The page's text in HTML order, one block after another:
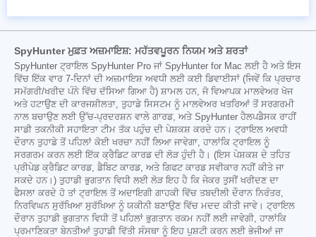
SpyHunter ਮੁਫ਼ਤ ਅਜ਼ਮਾਇਸ਼: ਮਹੱਤਵਪੂਰਨ ਨਿਯਮ ਅਤੇ ਸ਼ਰਤਾਂ
SpyHunter ਟ੍ਰਾਇਲ SpyHunter Pro ਜਾਂ SpyHunter for Mac ਲਈ ਹੈ ਅਤੇ ਇਸ
ਵਿੱਚ ਇੱਕ ਵਾਰ 7-ਦਿਨਾਂ ਦੀ ਅਜ਼ਮਾਇਸ਼ ਅਵਧੀ ਲਈ ਕਈ ਡਿਵਾਈਸਾਂ (ਜਿਵੇਂ ਕਿ ਪ੍ਰਚਾਰ
ਸਮੱਗਰੀ/ਖਰੀਦ ਪੰਨੇ ਵਿੱਚ ਦੱਸਿਆ ਗਿਆ ਹੈ) ਸ਼ਾਮਲ ਹਨ, ਜੋ ਵਿਆਪਕ ਮਾਲਵੇਅਰ ਖੋਜ
ਅਤੇ ਹਟਾਉਣ ਦੀ ਕਾਰਜਸ਼ੀਲਤਾ, ਤੁਹਾਡੇ ਸਿਸਟਮ ਨੂੰ ਮਾਲਵੇਅਰ ਖਤਰਿਆਂ ਤੋਂ ਸਰਗਰਮੀ
ਨਾਲ ਬਚਾਉਣ ਲਈ ਉੱਚ-ਪ੍ਰਦਰਸ਼ਨ ਵਾਲੇ ਗਾਰਡ, ਅਤੇ SpyHunter ਹੈਲਪਡੈਸਕ ਰਾਹੀਂ
ਸਾਡੀ ਤਕਨੀਕੀ ਸਹਾਇਤਾ ਟੀਮ ਤੱਕ ਪਹੁੰਚ ਦੀ ਪੇਸ਼ਕਸ਼ ਕਰਦੇ ਹਨ। ਟ੍ਰਾਇਲ ਅਵਧੀ
ਦੌਰਾਨ ਤੁਹਾਡੇ ਤੋਂ ਪਹਿਲਾਂ ਕੋਈ ਖਰਚਾ ਨਹੀਂ ਲਿਆ ਜਾਵੇਗਾ, ਹਾਲਾਂਕਿ ਟ੍ਰਾਇਲ ਨੂੰ
ਸਰਗਰਮ ਕਰਨ ਲਈ ਇੱਕ ਕ੍ਰੈਡਿਟ ਕਾਰਡ ਦੀ ਲੋੜ ਹੁੰਦੀ ਹੈ। (ਇਸ ਪੇਸ਼ਕਸ਼ ਦੇ ਤਹਿਤ
ਪ੍ਰੀਪੇਡ ਕ੍ਰੈਡਿਟ ਕਾਰਡ, ਡੈਬਿਟ ਕਾਰਡ, ਅਤੇ ਗਿਫਟ ਕਾਰਡ ਸਵੀਕਾਰ ਨਹੀਂ ਕੀਤੇ ਜਾ
ਸਕਦੇ ਹਨ।) ਤੁਹਾਡੀ ਭੁਗਤਾਨ ਵਿਧੀ ਲਈ ਲੋੜ ਇਹ ਹੈ ਕਿ ਜੇਕਰ ਤੁਸੀਂ ਖਰੀਦਣ ਦਾ
ਫੈਸਲਾ ਕਰਦੇ ਹੋ ਤਾਂ ਟ੍ਰਾਇਲ ਤੋਂ ਅਦਾਇਗੀ ਗਾਹਕੀ ਵਿੱਚ ਤਬਦੀਲੀ ਦੌਰਾਨ ਨਿਰੰਤਰ,
ਨਿਰਵਿਘਨ ਸੁਰੱਖਿਆ ਸੁਰੱਖਿਆ ਨੂੰ ਯਕੀਨੀ ਬਣਾਉਣ ਵਿੱਚ ਮਦਦ ਕੀਤੀ ਜਾਵੇ। ਟ੍ਰਾਇਲ
ਦੌਰਾਨ ਤੁਹਾਡੀ ਭੁਗਤਾਨ ਵਿਧੀ ਤੋਂ ਪਹਿਲਾਂ ਭੁਗਤਾਨ ਰਕਮ ਨਹੀਂ ਲਈ ਜਾਵੇਗੀ, ਹਾਲਾਂਕਿ
ਪ੍ਰਮਾਣਿਕਤਾ ਬੇਨਤੀਆਂ ਤੁਹਾਡੀ ਵਿੱਤੀ ਸੰਸਥਾ ਨੂੰ ਇਹ ਪੁਸ਼ਟੀ ਕਰਨ ਲਈ ਭੇਜੀਆਂ ਜਾ